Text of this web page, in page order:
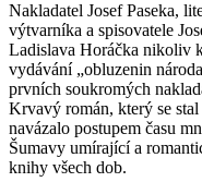
Nakladatel Josef Paseka,
výtvarníka a spisovatele
Ladislava Horáčka nikoliv
vydávání „obluzenin
prvních soukromých
Krvavý román, který se
navázalo postupem času
Šumavy umírající a
knihy všech dob.